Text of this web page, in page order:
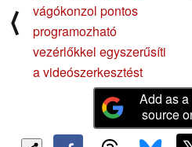
⟨
vágókonzol pontos
programozható
vezérlőkkel egyszerűsíti
a videószerkesztést
Add as
source